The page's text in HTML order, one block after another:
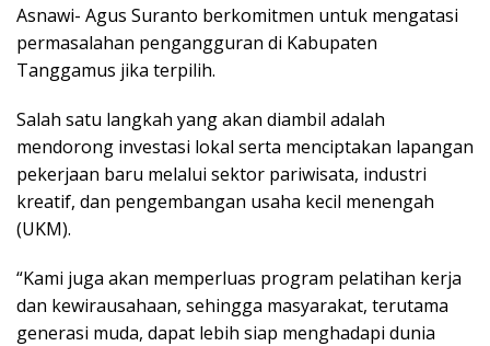
Asnawi- Agus Suranto berkomitmen untuk mengatasi
permasalahan pengangguran di Kabupaten
Tanggamus jika terpilih.
Salah satu langkah yang akan diambil adalah
mendorong investasi lokal serta menciptakan lapangan
pekerjaan baru melalui sektor pariwisata, industri
kreatif, dan pengembangan usaha kecil menengah
(UKM).
“Kami juga akan memperluas program pelatihan kerja
dan kewirausahaan, sehingga masyarakat, terutama
generasi muda, dapat lebih siap menghadapi dunia